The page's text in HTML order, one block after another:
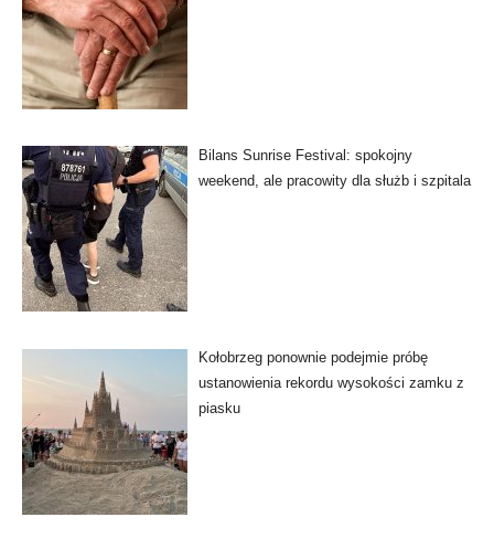
Bilans Sunrise Festival: spokojny
weekend, ale pracowity dla służb i szpitala
Kołobrzeg ponownie podejmie próbę
ustanowienia rekordu wysokości zamku z
piasku